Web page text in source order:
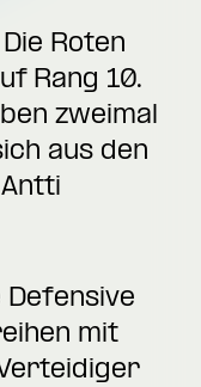
Roten
Rang 10.
zweimal
aus den
mit